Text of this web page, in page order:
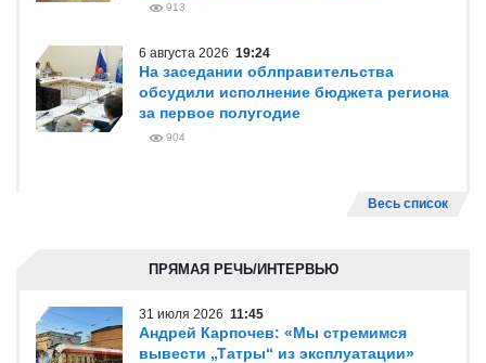
913
6 августа 2026 19:24
На заседании облправительства
обсудили исполнение бюджета региона
за первое полугодие
904
Весь список
ПРЯМАЯ РЕЧЬ/ИНТЕРВЬЮ
31 июля 2026 11:45
Андрей Карпочев: «Мы стремимся
вывести „Татры“ из эксплуатации»